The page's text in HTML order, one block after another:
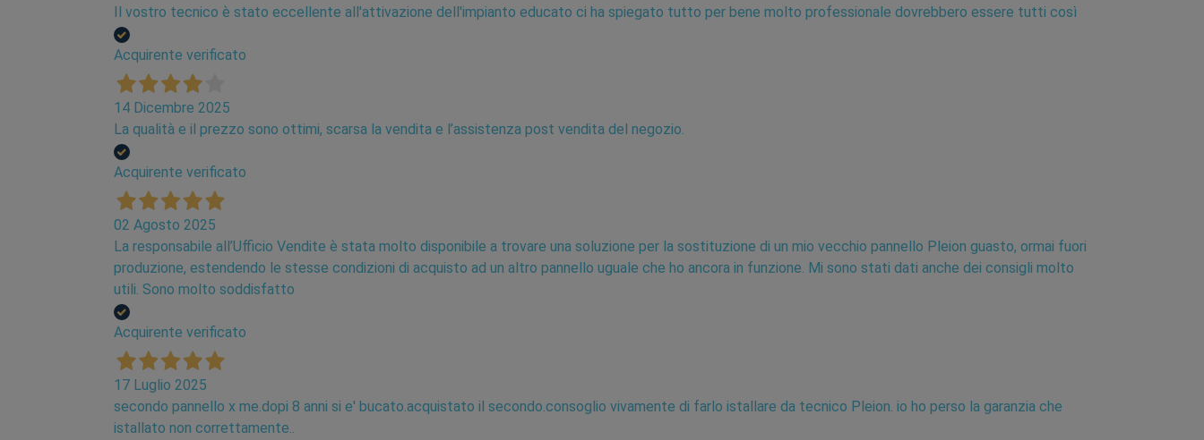
Il vostro tecnico è stato eccellente all'attivazione dell'impianto educato ci ha spiegato tutto per bene molto professionale dovrebbero essere tutti così
Acquirente verificato
14 Dicembre 2025
La qualità e il prezzo sono ottimi, scarsa la vendita e l’assistenza post vendita del negozio.
Acquirente verificato
02 Agosto 2025
La responsabile all’Ufficio Vendite è stata molto disponibile a trovare una soluzione per la sostituzione di un mio vecchio pannello Pleion guasto, ormai fuori
produzione, estendendo le stesse condizioni di acquisto ad un altro pannello uguale che ho ancora in funzione. Mi sono stati dati anche dei consigli molto
utili. Sono molto soddisfatto
Acquirente verificato
17 Luglio 2025
secondo pannello x me.dopi 8 anni si e' bucato.acquistato il secondo.consoglio vivamente di farlo istallare da tecnico Pleion. io ho perso la garanzia che
istallato non correttamente..